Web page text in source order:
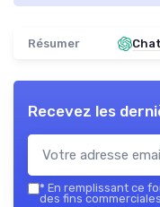
Résumer
Recevez les
* En remplissant ce
des fins